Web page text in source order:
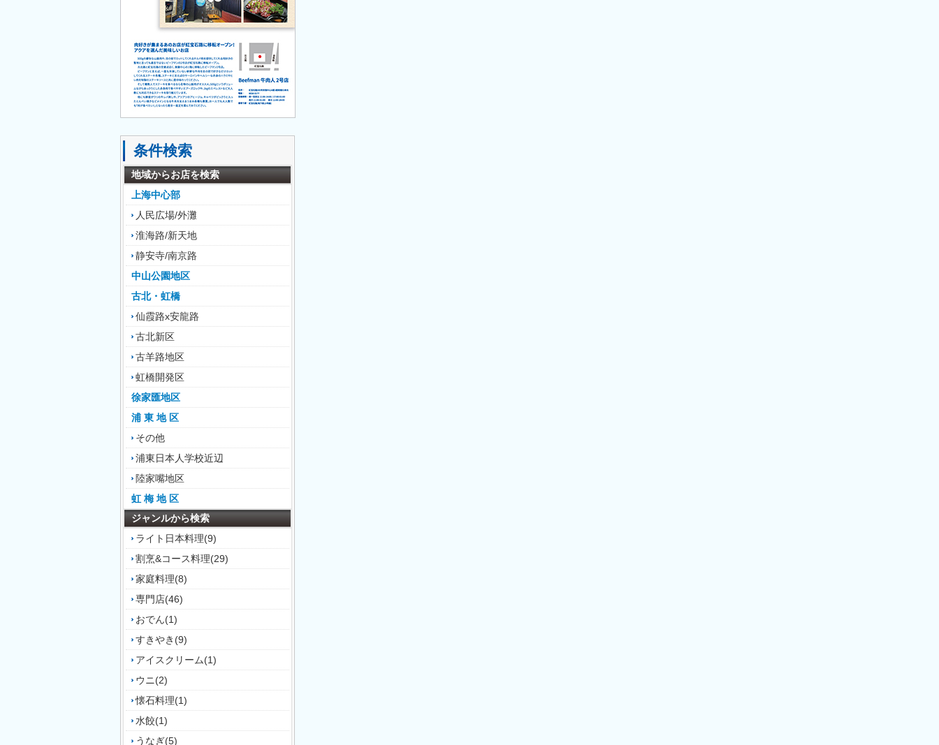
条件検索
地域からお店を検索
上海中心部
人民広場/外灘
淮海路/新天地
静安寺/南京路
中山公園地区
古北・虹橋
仙霞路x安龍路
古北新区
古羊路地区
虹橋開発区
徐家匯地区
浦 東 地 区
その他
浦東日本人学校近辺
陸家嘴地区
虹 梅 地 区
ジャンルから検索
ライト日本料理(9)
割烹&コース料理(29)
家庭料理(8)
専門店(46)
おでん(1)
すきやき(9)
アイスクリーム(1)
ウニ(2)
懐石料理(1)
水餃(1)
うなぎ(5)